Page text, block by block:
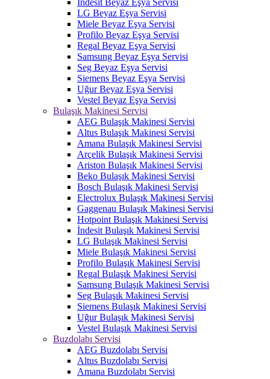
İndesit Beyaz Eşya Servisi
LG Beyaz Eşya Servisi
Miele Beyaz Eşya Servisi
Profilo Beyaz Eşya Servisi
Regal Beyaz Eşya Servisi
Samsung Beyaz Eşya Servisi
Seg Beyaz Eşya Servisi
Siemens Beyaz Eşya Servisi
Uğur Beyaz Eşya Servisi
Vestel Beyaz Eşya Servisi
Bulaşık Makinesi Servisi
AEG Bulaşık Makinesi Servisi
Altus Bulaşık Makinesi Servisi
Amana Bulaşık Makinesi Servisi
Arçelik Bulaşık Makinesi Servisi
Ariston Bulaşık Makinesi Servisi
Beko Bulaşık Makinesi Servisi
Bosch Bulaşık Makinesi Servisi
Electrolux Bulaşık Makinesi Servisi
Gaggenau Bulaşık Makinesi Servisi
Hotpoint Bulaşık Makinesi Servisi
İndesit Bulaşık Makinesi Servisi
LG Bulaşık Makinesi Servisi
Miele Bulaşık Makinesi Servisi
Profilo Bulaşık Makinesi Servisi
Regal Bulaşık Makinesi Servisi
Samsung Bulaşık Makinesi Servisi
Seg Bulaşık Makinesi Servisi
Siemens Bulaşık Makinesi Servisi
Uğur Bulaşık Makinesi Servisi
Vestel Bulaşık Makinesi Servisi
Buzdolabı Servisi
AEG Buzdolabı Servisi
Altus Buzdolabı Servisi
Amana Buzdolabı Servisi